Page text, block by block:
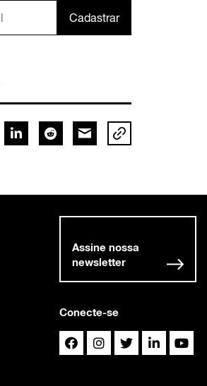
Cadastrar
Conecte-se
Assine nossa
newsletter